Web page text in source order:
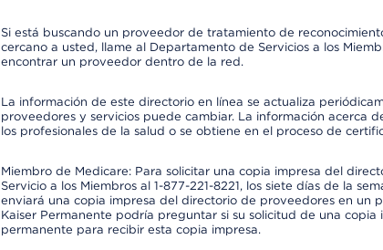
Si está buscando un proveedor de tratamiento de
cercano a usted, llame al Departamento de Servicios a los
encontrar un proveedor dentro de la red.
La información de este directorio en línea se actualiza
proveedores y servicios puede cambiar. La información acerca
los profesionales de la salud o se obtiene en el proceso de
Miembro de Medicare: Para solicitar una copia impresa del
Servicio a los Miembros al 1-877-221-8221, los siete días de la
enviará una copia impresa del directorio de proveedores en un
Kaiser Permanente podría preguntar si su solicitud de una copia
permanente para recibir esta copia impresa.